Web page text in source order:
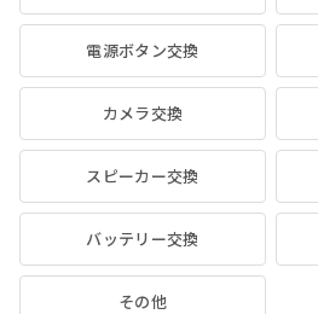
電源ボタン交換
カメラ交換
スピーカー交換
バッテリー交換
その他